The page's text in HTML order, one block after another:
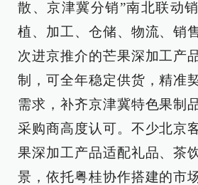
散、京津冀分销”南北联动
植、加工、仓储、物流、销
次进京推介的芒果深加工产
制，可全年稳定供货，精准
需求，补齐京津冀特色果制
采购商高度认可。不少北京
果深加工产品适配礼品、茶
景，依托粤桂协作搭建的市